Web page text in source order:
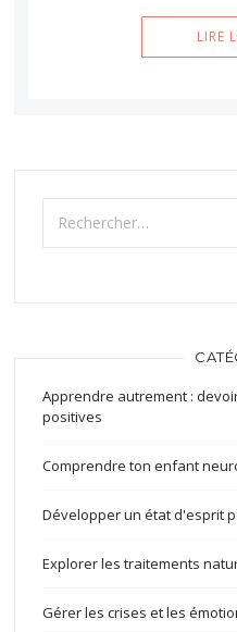
LIRE
Rechercher :
Apprendre autrement :
positives
Comprendre ton enfant
Développer un état d'esprit
Explorer les traitements
Gérer les crises et les